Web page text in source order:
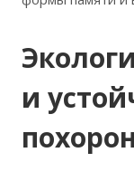
и